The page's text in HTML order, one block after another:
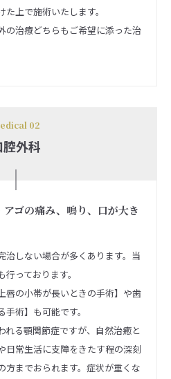
上で施術いたします。
の治療どちらもご希望に添った治
02
腔外科
ゴの痛み、鳴り、口が大き
治しない場合が多くあります。当
っております。
唇の小帯が長いときの手術】や歯
術】も可能です。
れる顎関節症ですが、自然治癒と
日常生活に支障をきたす程の深刻
方までおられます。症状が重くな